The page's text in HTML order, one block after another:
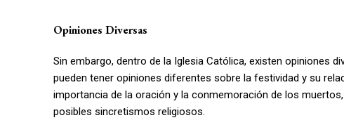
Opiniones Diversas
Sin embargo, dentro de la Iglesia Católica, existen opiniones
pueden tener opiniones diferentes sobre la festividad y su
importancia de la oración y la conmemoración de los
posibles sincretismos religiosos.